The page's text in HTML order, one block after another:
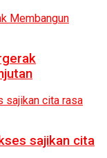
sajikan cita